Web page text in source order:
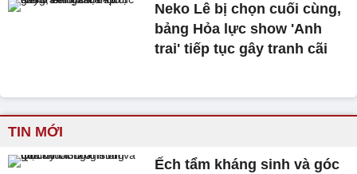
Neko Lê bị chọn cuối cùng,
bảng Hỏa lực show 'Anh
trai' tiếp tục gây tranh cãi
TIN MỚI
Ếch tẩm kháng sinh và góc